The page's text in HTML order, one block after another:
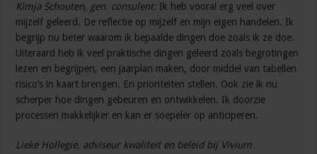
Kimja Schouten, gen. consulent: Ik heb vooral erg veel over
mijzelf geleerd. De reflectie op mijzelf en mijn eigen handelen. Ik
begrijp nu beter waarom ik bepaalde dingen doe zoals ik ze doe.
Uiteraard heb ik veel praktische dingen geleerd zoals begrotingen
lezen en begrijpen, een jaarplan maken, door middel van tabellen
risico’s in kaart brengen. En prioriteiten stellen. Ook zie ik nu
scherper hoe dingen gebeuren en ontwikkelen. Ik doorzie
processen makkelijker en kan er soepeler op anticiperen.
Lieke Hollegie, adviseur kwaliteit en beleid bij Vivium